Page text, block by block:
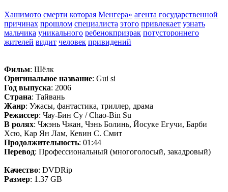
Хашимото смерти которая Менгера» агента государственной
причинах прошлом специалиста этого привлекает узнать
мальчика уникального ребенокпризрак потустороннего
жителей видит человек привидений
Фильм: Шёлк
Оригинальное название: Gui si
Год выпуска: 2006
Страна: Тайвань
Жанр: Ужасы, фантастика, триллер, драма
Режиссер: Чау-Бин Су / Chao-Bin Su
В ролях: Чжэнь Чжан, Чэнь Болинь, Йосуке Егучи, Барби
Хсю, Кар Ян Лам, Кевин С. Смит
Продолжительность: 01:44
Перевод: Профессиональный (многоголосый, закадровый)
Качество: DVDRip
Размер: 1.37 GB